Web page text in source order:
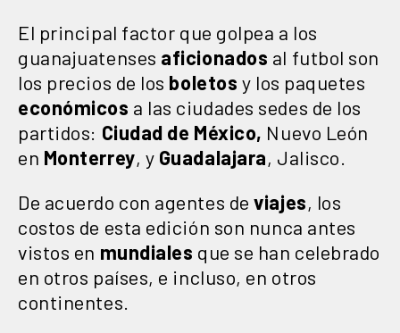
El principal factor que golpea a los
guanajuatenses aficionados al futbol son
los precios de los boletos y los paquetes
económicos a las ciudades sedes de los
partidos: Ciudad de México, Nuevo León
en Monterrey, y Guadalajara, Jalisco.
De acuerdo con agentes deviajes, los
costos de esta edición son nunca antes
vistos en mundiales que se han celebrado
en otros países, e incluso, en otros
continentes.